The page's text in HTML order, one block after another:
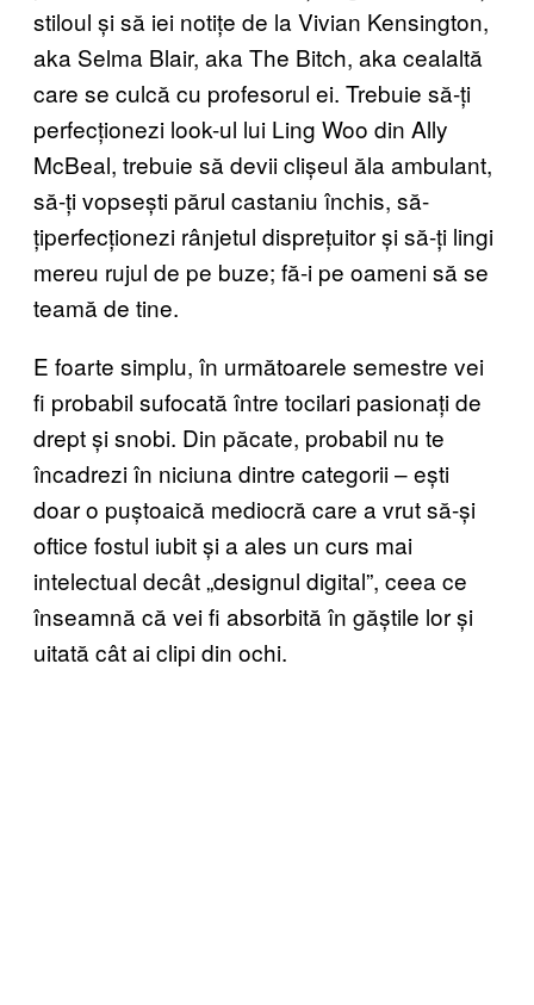
stiloul și să iei notițe de la Vivian Kensington,
aka Selma Blair, aka The Bitch, aka cealaltă
care se culcă cu profesorul ei. Trebuie să-ți
perfecționezi look-ul lui Ling Woo din Ally
McBeal, trebuie să devii clișeul ăla ambulant,
să-ți vopsești părul castaniu închis, să-
țiperfecționezi rânjetul disprețuitor și să-ți lingi
mereu rujul de pe buze; fă-i pe oameni să se
teamă de tine.
E foarte simplu, în următoarele semestre vei
fi probabil sufocată între tocilari pasionați de
drept și snobi. Din păcate, probabil nu te
încadrezi în niciuna dintre categorii – ești
doar o puștoaică mediocră care a vrut să-și
oftice fostul iubit și a ales un curs mai
intelectual decât „designul digital”, ceea ce
înseamnă că vei fi absorbită în găștile lor și
uitată cât ai clipi din ochi.